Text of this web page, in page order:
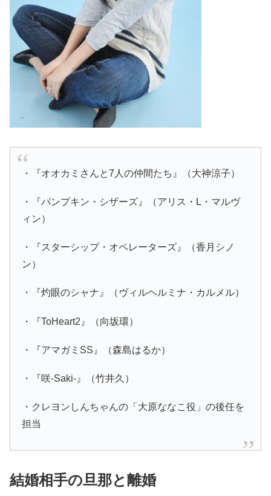
・『オオカミさんと7人の仲間たち』（大神涼子）
・『パンプキン・シザーズ』（アリス・L・マルヴ
ィン）
・『スターシップ・オペレーターズ』（香月シノ
ン）
・『灼眼のシャナ』（ヴィルヘルミナ・カルメル）
・『ToHeart2』（向坂環）
・『アマガミSS』（森島はるか）
・『咲-Saki-』（竹井久）
・クレヨンしんちゃんの「大原ななこ役」の後任を
担当
結婚相手の旦那と離婚